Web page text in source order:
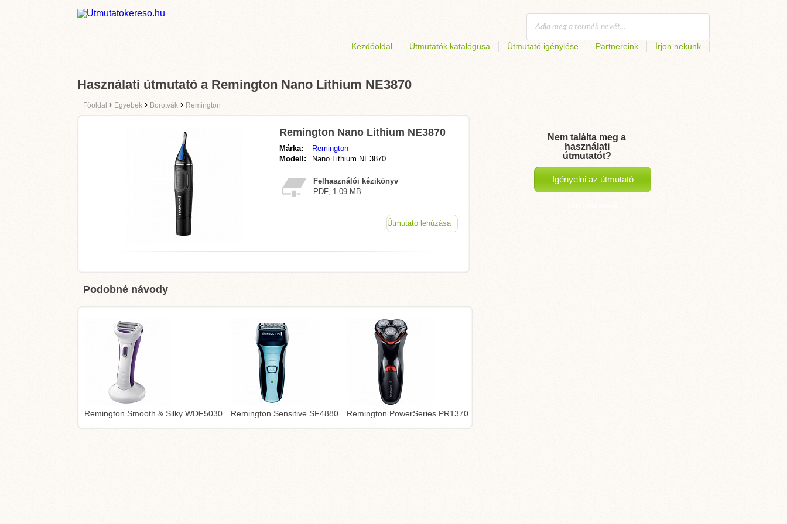
Kezdőoldal Útmutatók katalógusa Útmutató igénylése Partnereink Írjon nekünk
Használati útmutató a Remington Nano Lithium NE3870
Főoldal › Egyebek › Borotvák › Remington
Remington Nano Lithium NE3870
Márka:
Remington
Modell:
Nano Lithium NE3870
Felhasználói kézikönyv
PDF, 1.09 MB
Útmutató lehúzása
Podobné návody
Remington Smooth & Silky WDF5030 Remington Sensitive SF4880 Remington PowerSeries PR1370
Nem találta meg a
használati
útmutatót?
Igényelni az útmutató